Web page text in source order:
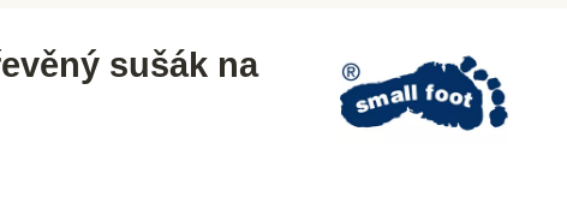
sušák na